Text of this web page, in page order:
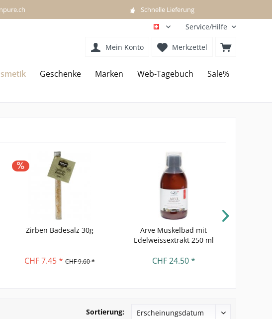
Schnelle Lieferung
DE Service/Hilfe
Merkzettel
Mein Konto
Geschenke Marken Web-Tagebuch Sale%
Zirben Badesalz 30g
CHF 7.45 * CHF 9.60 *
Arve Muskelbad mit
Edelweissextrakt 250 ml
CHF 24.50 *
Sortierung: